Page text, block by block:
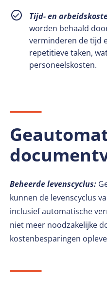
Tijd- en
worden behaald
verminderen de tijd
repetitieve taken,
personeelskosten.
Beheerde levenscyclus:
kunnen de levenscyclus
inclusief automatische
niet meer noodzakelijke
kostenbesparingen